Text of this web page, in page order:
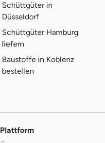
Schüttgüter in
Düsseldorf
Schüttgüter Hamburg
liefern
Baustoffe in Koblenz
bestellen
Plattform